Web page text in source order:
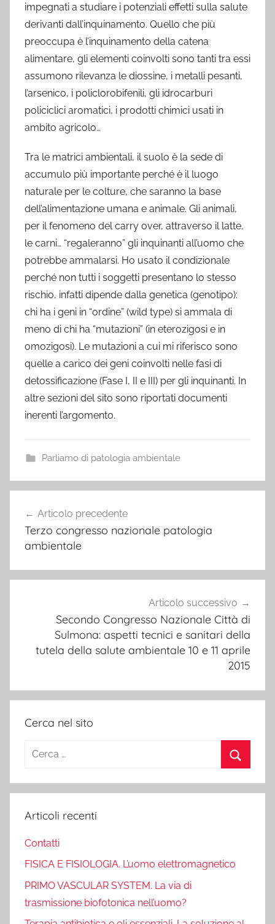
impegnati a studiare i potenziali effetti sulla salute
derivanti dall’inquinamento. Quello che più
preoccupa è l’inquinamento della catena
alimentare, gli elementi coinvolti sono tanti tra essi
assumono rilevanza le diossine, i metalli pesanti,
l’arsenico, i policlorobifenili, gli idrocarburi
policiclici aromatici, i prodotti chimici usati in
ambito agricolo…
Tra le matrici ambientali, il suolo è la sede di
accumulo più importante perché è il luogo
naturale per le colture, che saranno la base
dell’alimentazione umana e animale. Gli animali,
per il fenomeno del carry over, attraverso il latte,
le carni… “regaleranno” gli inquinanti all’uomo che
potrebbe ammalarsi. Ho usato il condizionale
perché non tutti i soggetti presentano lo stesso
rischio, infatti dipende dalla genetica (genotipo):
chi ha i geni in “ordine” (wild type) si ammala di
meno di chi ha “mutazioni” (in eterozigosi e in
omozigosi). Le mutazioni a cui mi riferisco sono
quelle a carico dei geni coinvolti nelle fasi di
detossificazione (Fase I, II e III) per gli inquinanti. In
altre sezioni del sito sono riportati documenti
inerenti l’argomento.
Parliamo di patologia ambientale
articoli
Articolo precedente
Terzo congresso nazionale patologia
ambientale
Articolo successivo
Secondo Congresso Nazionale Città di
Sulmona: aspetti tecnici e sanitari della
tutela della salute ambientale 10 e 11 aprile
2015
Cerca nel sito
Ricerca
Articoli recenti
Contatti
FISICA E FISIOLOGIA. L’uomo elettromagnetico
PRIMO VASCULAR SYSTEM. La via di
trasmissione biofotonica nell’uomo?